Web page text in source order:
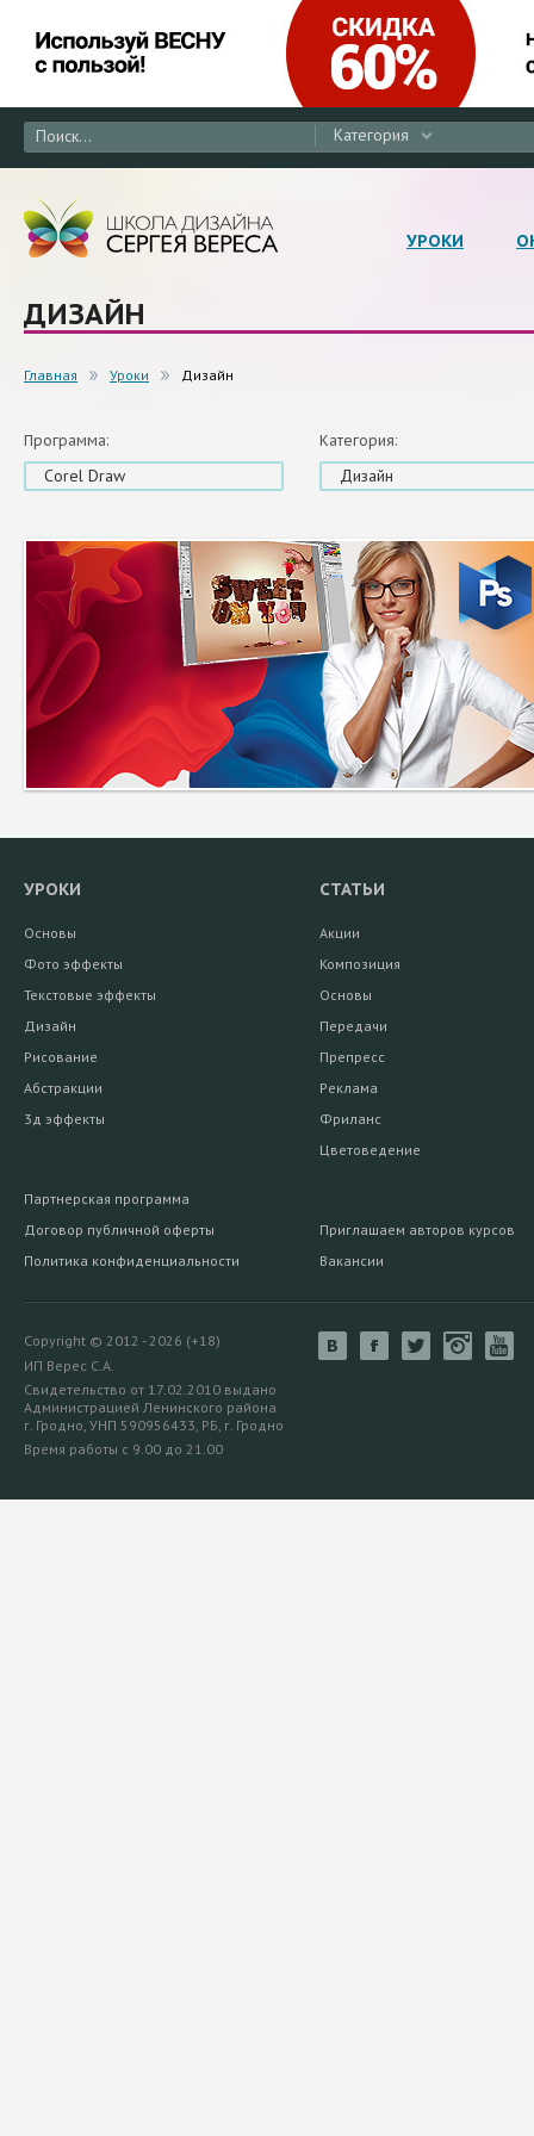
Категория
УРОКИ
ДИЗАЙН
Главная Уроки Дизайн
Программа:
Corel Draw
Категория:
Дизайн
УРОКИ
Основы
Фото эффекты
Текстовые эффекты
Дизайн
Рисование
Абстракции
3д эффекты
СТАТЬИ
Акции
Композиция
Основы
Передачи
Препресс
Реклама
Фриланс
Цветоведение
Партнерская программа
Договор публичной оферты
Политика конфиденциальности
Приглашаем авторов курсов
Вакансии
Copyright © 2012 - 2026 (+18)
ИП Верес С.А.
Свидетельство от 17.02.2010 выдано
Администрацией Ленинского района
г. Гродно, УНП 590956433, РБ, г. Гродно
Время работы с 9.00 до 21.00